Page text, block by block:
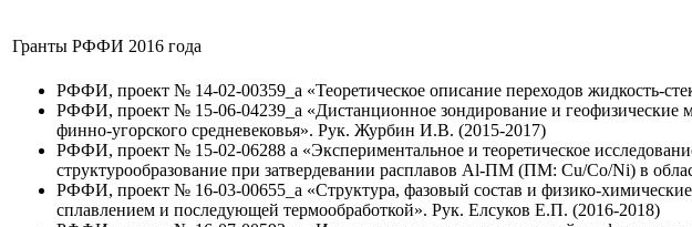
Гранты РФФИ 2016 года
РФФИ, проект № 14-02-00359_а «Теоретическое описание переходов жидкость-
РФФИ, проект № 15-06-04239_а «Дистанционное зондирование и геофизические
финно-угорского средневековья». Рук. Журбин И.В. (2015-2017)
РФФИ, проект № 15-02-06288 а «Экспериментальное и теоретическое
структурообразование при затвердевании расплавов Al-ПМ (ПМ: Cu/Co/Ni) в
РФФИ, проект № 16-03-00655_а «Структура, фазовый состав и физико-
сплавлением и последующей термообработкой». Рук. Елсуков Е.П. (2016-2018)